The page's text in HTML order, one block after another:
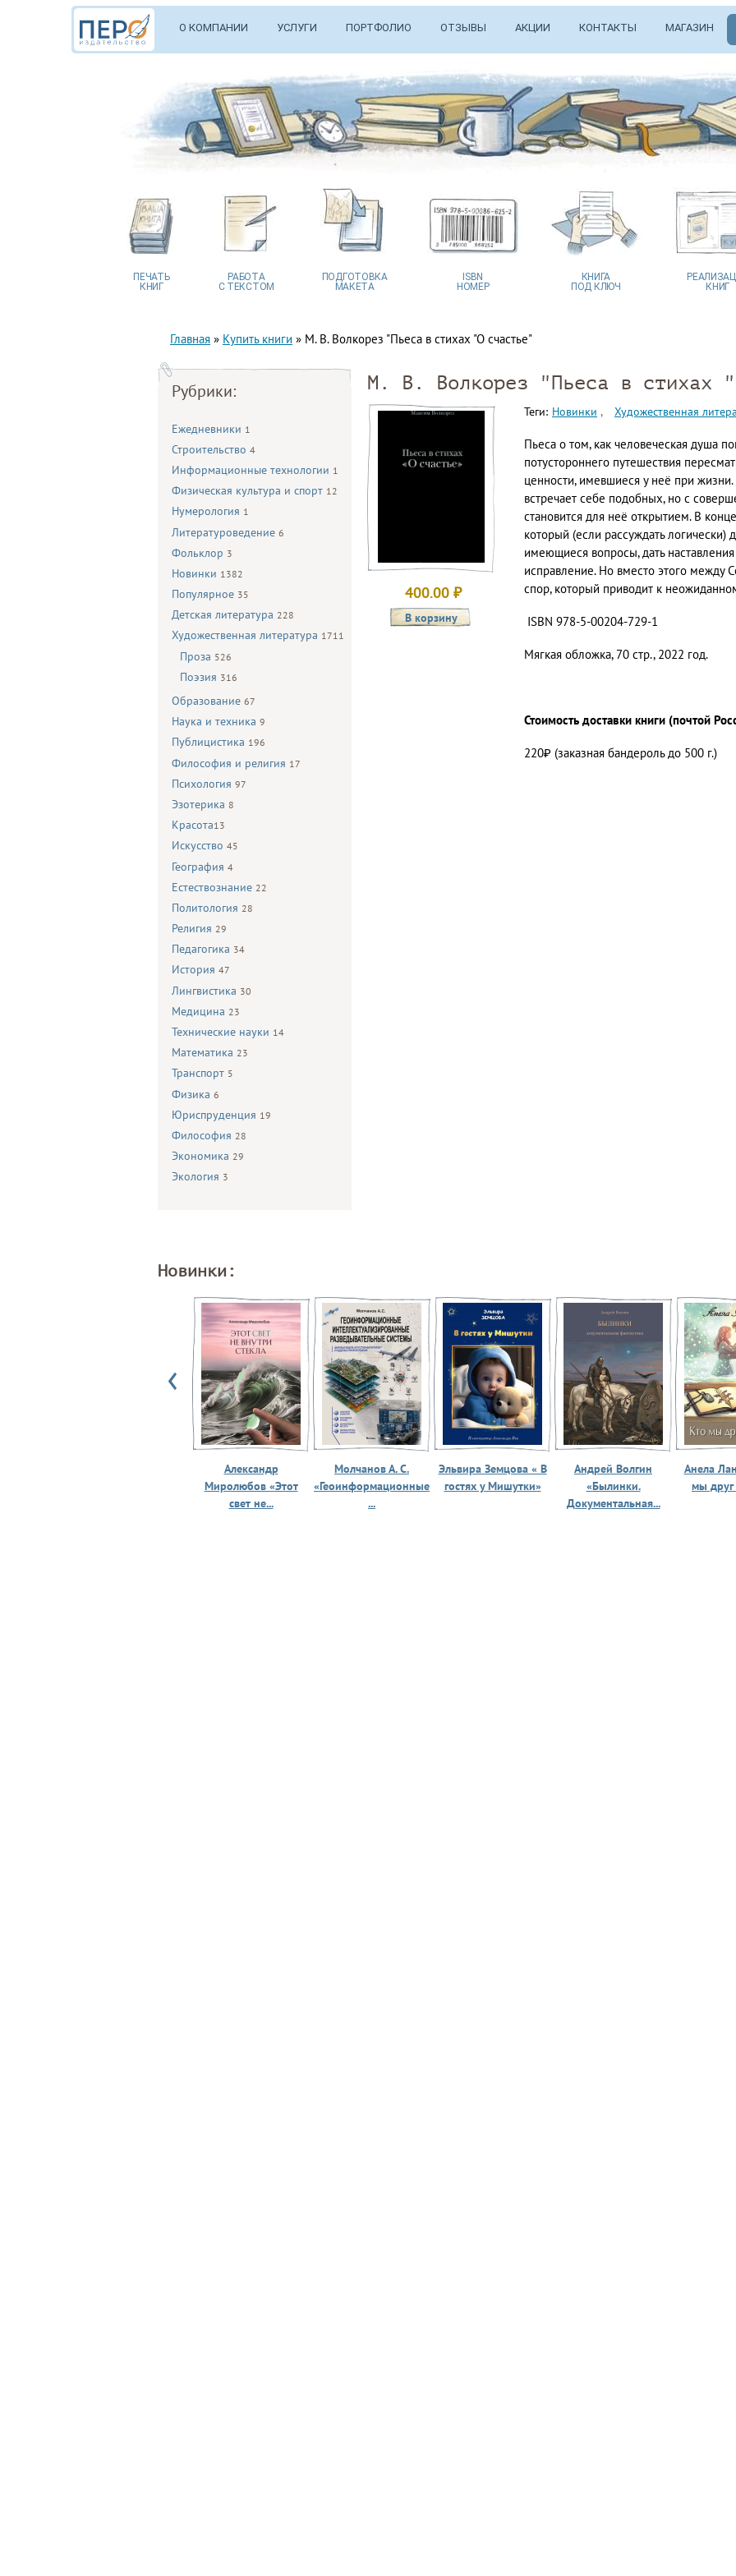
О КОМПАНИИ УСЛУГИ ПОРТФОЛИО ОТЗЫВЫ АКЦИИ КОНТАКТЫ МАГАЗИН
ПЕЧАТЬ
КНИГ
РАБОТА
С ТЕКСТОМ
ПОДГОТОВКА
МАКЕТА
ISBN
НОМЕР
КНИГА
ПОД КЛЮЧ
КНИГ
Главная » Купить книги » М. В. Волкорез "Пьеса в стихах "О счастье"
Рубрики:
Ежедневники 1
Строительство 4
Информационные технологии 1
Физическая культура и спорт 12
Нумерология 1
Литературоведение 6
Фольклор 3
Новинки 1382
Популярное 35
Детская литература 228
Художественная литература 1711
Проза 526
Поэзия 316
Образование 67
Наука и техника 9
Публицистика 196
Философия и религия 17
Психология 97
Эзотерика 8
Красота13
Искусство 45
География 4
Естествознание 22
Политология 28
Религия 29
Педагогика 34
История 47
Лингвистика 30
Медицина 23
Технические науки 14
Математика 23
Транспорт 5
Физика 6
Юриспруденция 19
Философия 28
Экономика 29
Экология 3
М. В. Волкорез "Пьеса в стихах
400.00 ₽
Теги: Новинки Художественная
Пьеса о том, как человеческая душа
потустороннего путешествия
ценности, имевшиеся у неё при
встречает себе подобных, но с
становится для неё открытием. В
который (если рассуждать логически)
имеющиеся вопросы, дать
исправление. Но вместо этого между
спор, который приводит к
ISBN 978-5-00204-729-1
Мягкая обложка, 70 стр., 2022 год.
Стоимость доставки книги (почтой
220₽ (заказная бандероль до 500 г.)
Новинки:
Александр
Миролюбов «Этот
свет не...
Молчанов А. С.
«Геоинформационные
...
Эльвира Земцова « В
гостях у Мишутки»
Андрей Волгин
«Былинки.
Документальная...
Анела
мы друг